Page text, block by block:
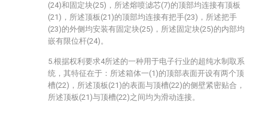
(24)和固定块(25)，所述熔喷滤芯(7)的顶部均连接有顶板
(21)，所述顶板(21)的顶部均连接有把手(23)，所述把手
(23)的外侧均安装有固定块(25)，所述固定块(25)的内部均
嵌有限位杆(24)。
5.根据权利要求4所述的一种用于电子行业的超纯水制取系
统，其特征在于：所述箱体一(1)的顶部表面开设有两个顶
槽(22)，所述顶板(21)的表面与顶槽(22)的侧壁紧密贴合，
所述顶板(21)与顶槽(22)之间均为滑动连接。